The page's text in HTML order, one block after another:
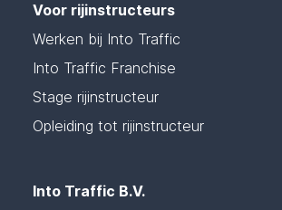
Voor rijinstructeurs
Werken bij Into Traffic
Into Traffic Franchise
Stage rijinstructeur
Opleiding tot rijinstructeur
Into Traffic B.V.